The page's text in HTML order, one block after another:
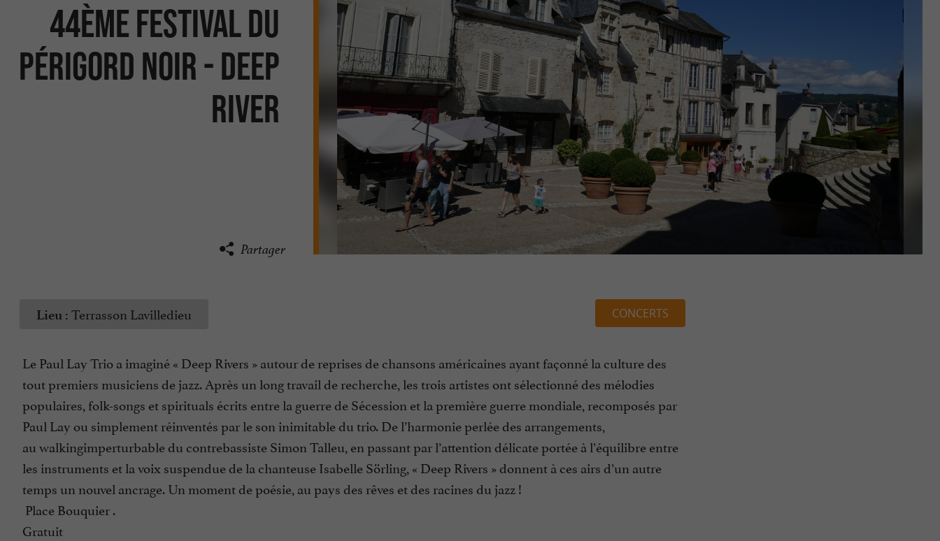
44ème Festival du
Périgord Noir - Deep
River
Partager
Lieu : Terrasson Lavilledieu CONCERTS
Le Paul Lay Trio a imaginé « Deep Rivers » autour de reprises de chansons américaines ayant façonné la culture des
tout premiers musiciens de jazz. Après un long travail de recherche, les trois artistes ont sélectionné des mélodies
populaires, folk-songs et spirituals écrits entre la guerre de Sécession et la première guerre mondiale, recomposés par
Paul Lay ou simplement réinventés par le son inimitable du trio. De l’harmonie perlée des arrangements,
au walkingimperturbable du contrebassiste Simon Talleu, en passant par l’attention délicate portée à l’équilibre entre
les instruments et la voix suspendue de la chanteuse Isabelle Sörling, « Deep Rivers » donnent à ces airs d’un autre
temps un nouvel ancrage. Un moment de poésie, au pays des rêves et des racines du jazz !
Place Bouquier .
Gratuit